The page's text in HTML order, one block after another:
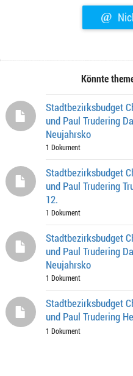
@
Könnte
Stadtbezirksbudget
und Paul Trudering
Neujahrsko
1 Dokument
Stadtbezirksbudget
und Paul Trudering
12.
1 Dokument
Stadtbezirksbudget
und Paul Trudering
Neujahrsko
1 Dokument
Stadtbezirksbudget
und Paul Trudering
1 Dokument